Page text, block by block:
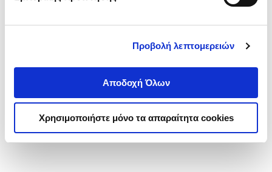
Προβολή λεπτομερειών
Αποδοχή Όλων
Χρησιμοποιήστε μόνο τα απαραίτητα cookies